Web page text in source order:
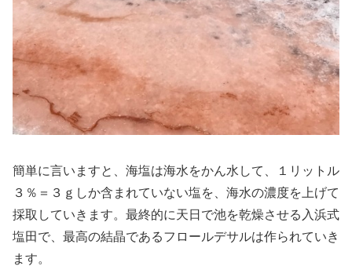
簡単に言いますと、海塩は海水をかん水して、１リットル
３％＝３ｇしか含まれていない塩を、海水の濃度を上げて
採取していきます。最終的に天日で池を乾燥させる入浜式
塩田で、最高の結晶であるフロールデサルは作られていき
ます。